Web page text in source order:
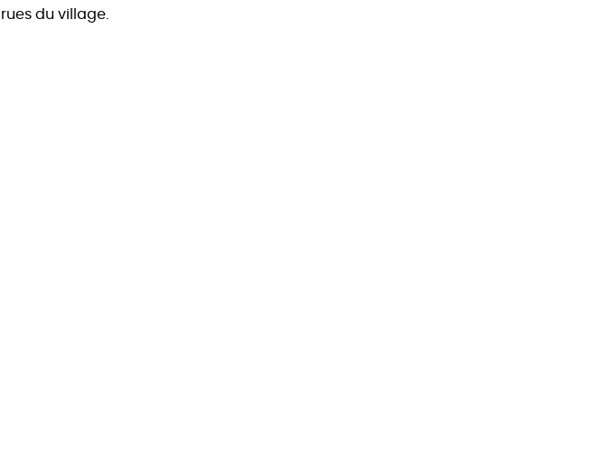
rues du village.